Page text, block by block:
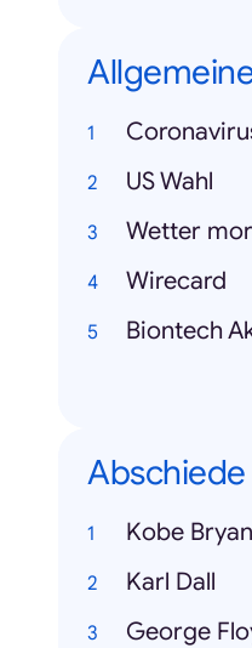
US Wahl
Wetter
Wirecard
Biontech
Abschiede
Kobe
Karl Dall
George